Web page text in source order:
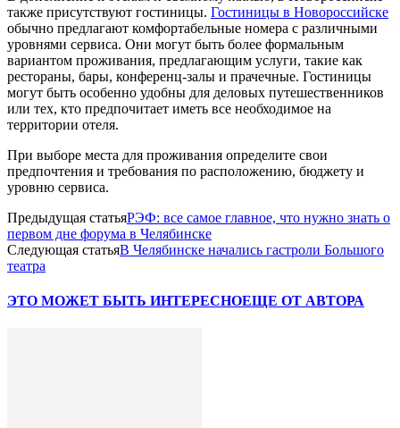
также присутствуют гостиницы. Гостиницы в Новороссийске
обычно предлагают комфортабельные номера с различными
уровнями сервиса. Они могут быть более формальным
вариантом проживания, предлагающим услуги, такие как
рестораны, бары, конференц-залы и прачечные. Гостиницы
могут быть особенно удобны для деловых путешественников
или тех, кто предпочитает иметь все необходимое на
территории отеля.
При выборе места для проживания определите свои
предпочтения и требования по расположению, бюджету и
уровню сервиса.
Предыдущая статьяРЭФ: все самое главное, что нужно знать о
первом дне форума в Челябинске
Следующая статьяВ Челябинске начались гастроли Большого
театра
ЭТО МОЖЕТ БЫТЬ ИНТЕРЕСНОЕЩЕ ОТ АВТОРА